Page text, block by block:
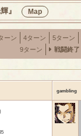
』 Map
ーン 4ターン 5ターン
9ターン
戦闘終了
gambling